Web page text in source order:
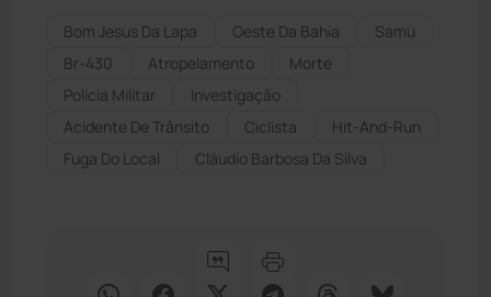
Bom Jesus Da Lapa Oeste Da Bahia
Samu
Br-430
Atropelamento
Morte
Polícia Militar
Investigação
Acidente De Trânsito
Ciclista
Hit-And-Run
Fuga Do Local
Cláudio Barbosa Da Silva